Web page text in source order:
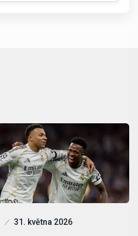
31. května 2026